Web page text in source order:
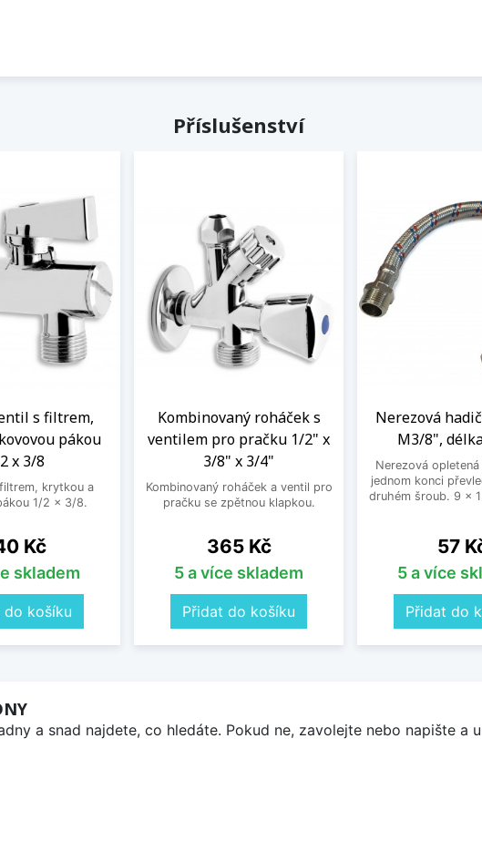
Příslušenství
s filtrem,
pákou
x 3/8
krytkou a
1/2 x 3/8.
Kč
skladem
do košíku
Kombinovaný roháček s
ventilem pro pračku 1/2" x
3/8" x 3/4"
Kombinovaný roháček a ventil pro
pračku se zpětnou klapkou.
Cena
365 Kč
5 a více skladem
Přidat do košíku
Nerezová
M3/8",
Nerezová
jednom konci
druhém šroub. 9 x
Cena
57
5 a více
Přidat do
a snad najdete, co hledáte. Pokud ne, zavolejte nebo napište a